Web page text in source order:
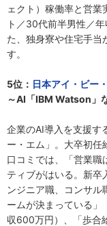
ェクト）稼働率と営
ト／30代前半男性／
た、独身寮や住宅手当
す。
5位： 日本アイ・ビー
～AI「IBM Watson」
企業のAI導入を支援す
ー・エム」。大卒初任
口コミでは、「営業職
ティブがはいる。新卒
ンジニア職、コンサル
ームが決まっている
収600万円）、「歩合